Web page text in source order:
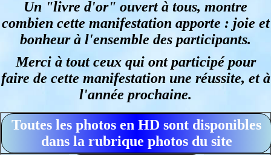
Un "livre d'or" ouvert à tous, montre
combien cette manifestation apporte : joie et
bonheur à l'ensemble des participants.
Merci à tout ceux qui ont participé pour
faire de cette manifestation une réussite, et à
l'année prochaine.
Toutes les photos en HD sont disponibles
dans la rubrique photos du site